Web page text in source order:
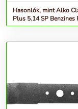
Hasonlók, mint Alko
Plus 5.14 SP Benzines
2100 W